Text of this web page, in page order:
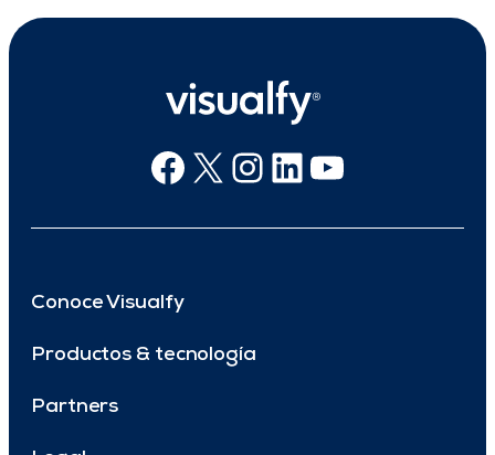
Facebook
X Instagram
Linkedin
Youtube
Conoce Visualfy
Productos & tecnología
Partners